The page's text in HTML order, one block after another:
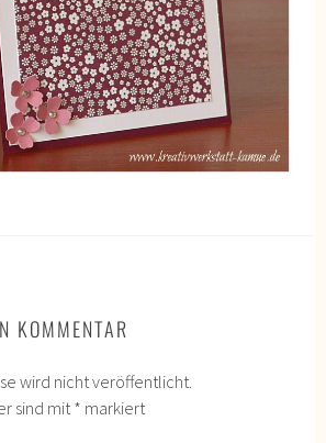
KOMMENTAR
wird nicht veröffentlicht.
sind mit* markiert